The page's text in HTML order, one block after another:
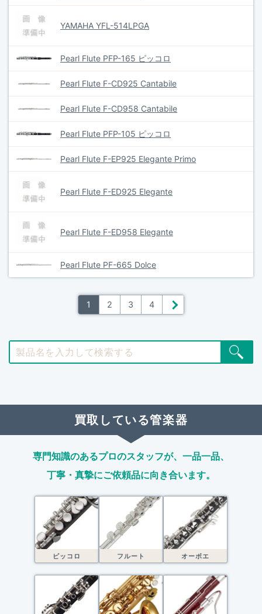
YAMAHA YFL-514LPGA
Pearl Flute PFP-165 ピッコロ
Pearl Flute F-CD925 Cantabile
Pearl Flute F-CD958 Cantabile
Pearl Flute PFP-105 ピッコロ
Pearl Flute F-EP925 Elegante Primo
Pearl Flute F-ED925 Elegante
Pearl Flute F-ED958 Elegante
Pearl Flute PF-665 Dolce
1 2 3 4 ＞
買取している管楽器
専門知識のあるプロのスタッフが、 一品一品、
丁寧・真摯にご依頼品に向き合います。
ピッコロ フルート オーボエ